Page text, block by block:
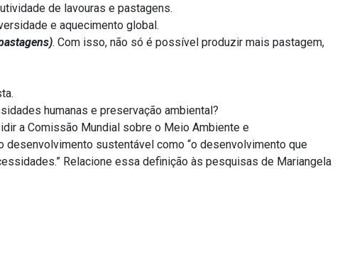
de lavouras e pastagens.
e aquecimento global.
. Com isso, não só é possível produzir mais pastagem,
humanas e preservação ambiental?
a Comissão Mundial sobre o Meio Ambiente e
desenvolvimento sustentável como “o desenvolvimento que
Relacione essa definição às pesquisas de Mariangela